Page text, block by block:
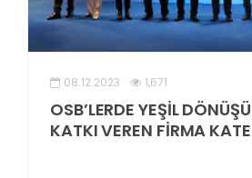
08.12.2023 1,671
OSB’LERDE YEŞİL
KATKI VEREN FİRMA